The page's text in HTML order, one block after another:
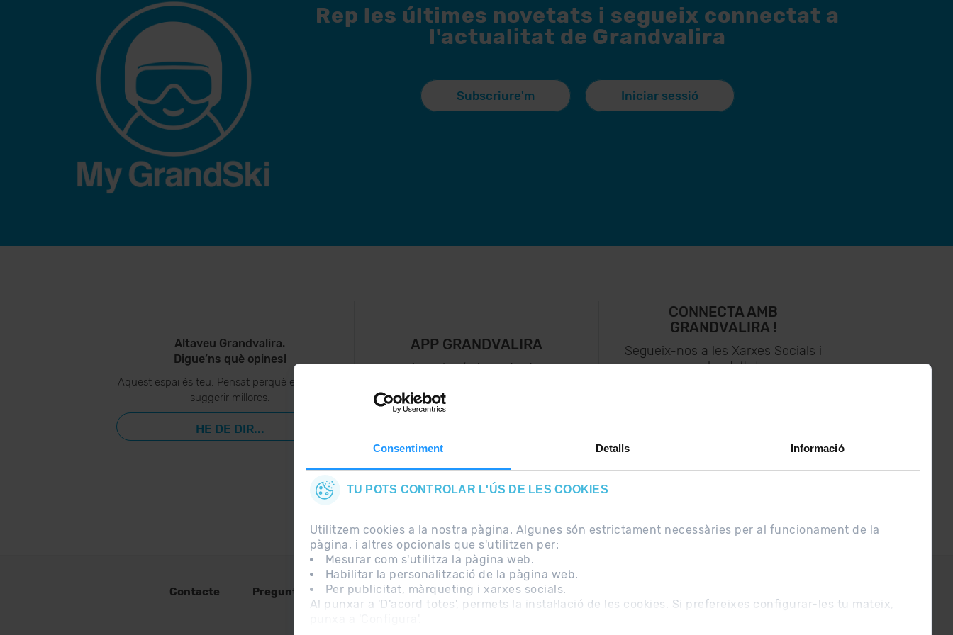
Consentiment Detalls Informació
TU POTS CONTROLAR L'ÚS DE LES COOKIES
Utilitzem cookies a la nostra pàgina. Algunes són estrictament necessàries per al funcionament de la
pàgina, i altres opcionals que s'utilitzen per:
Mesurar com s'utilitza la pàgina web.
Habilitar la personalització de la pàgina web.
Per publicitat, màrqueting i xarxes socials.
Al punxar a 'D'acord totes', permets la instal·lació de les cookies. Si prefereixes configurar-les tu mateix,
Rep les últimes novetats i segueix connectat a
l'actualitat de Grandvalira
Subscriure'm Iniciar sessió
Altaveu Grandvalira.
Digue’ns què opines!
Aquest espai és teu. Pensat perquè ens puguis
suggerir millores.
HE DE DIR...
APP GRANDVALIRA
Ara, el més important a
CONNECTA AMB
GRANDVALIRA !
Segueix-nos a les Xarxes Socials i
assabenta’t de
Contacte Preguntes freqüents Nota Legal Informació addicional RGPDUE